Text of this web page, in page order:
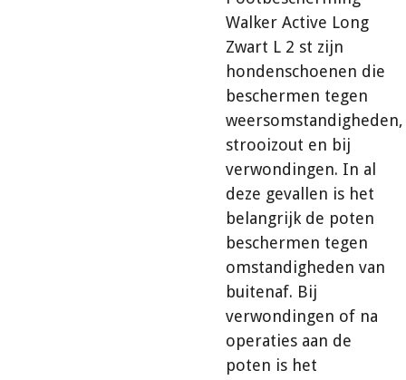
Walker Active Long
Zwart L 2 st zijn
hondenschoenen die
beschermen tegen
weersomstandigheden,
strooizout en bij
verwondingen. In al
deze gevallen is het
belangrijk de poten
beschermen tegen
omstandigheden van
buitenaf. Bij
verwondingen of na
operaties aan de
poten is het